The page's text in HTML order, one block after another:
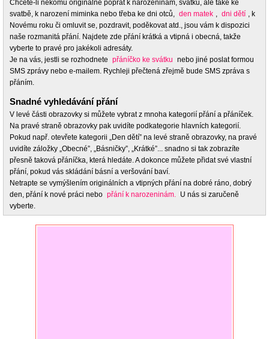
Chcete-li někomu originálně popřát k narozeninám, svátku, ale také ke
svatbě, k narození miminka nebo třeba ke dni otců, den matek , dni dětí , k
Novému roku či omluvit se, pozdravit, poděkovat atd., jsou vám k dispozici
naše rozmanitá přání. Najdete zde přání krátká a vtipná i obecná, takže
vyberte to pravé pro jakékoli adresáty.
Je na vás, jestli se rozhodnete přáníčko ke svátku nebo jiné poslat formou
SMS zprávy nebo e-mailem. Rychleji přečtená zřejmě bude SMS zpráva s
přáním.
Snadné vyhledávání přání
V levé části obrazovky si můžete vybrat z mnoha kategorií přání a přáníček.
Na pravé straně obrazovky pak uvidíte podkategorie hlavních kategorií.
Pokud např. otevřete kategorii „Den dětí” na levé straně obrazovky, na pravé
uvidíte záložky „Obecné”, „Básničky”, „Krátké”... snadno si tak zobrazíte
přesně taková přáníčka, která hledáte. A dokonce můžete přidat své vlastní
přání, pokud vás skládání básní a veršování baví.
Netrapte se vymýšlením originálních a vtipných přání na dobré ráno, dobrý
den, přání k nové práci nebo přání k narozeninám. U nás si zaručeně
vyberte.